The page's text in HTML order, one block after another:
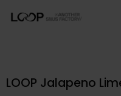
LOOP Jalapeno